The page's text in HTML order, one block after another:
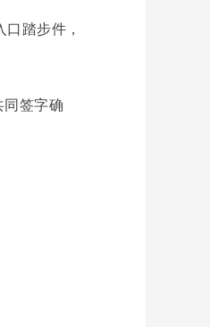
踏步件，
签字确